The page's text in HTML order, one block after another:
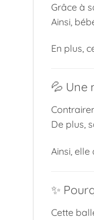
Grâce à
Ainsi,
En plus,
💦 Une
De plus,
Ainsi,
✨
Cette